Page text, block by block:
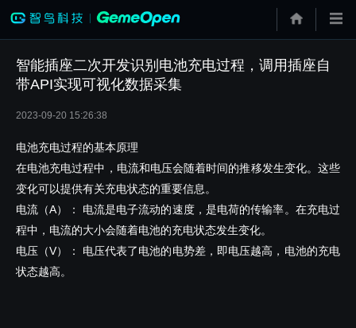
智能插座二次开发识别电池充电过程，调用插座自
带API实现可视化数据采集
2023-09-20 15:26:38
电池充电过程的基本原理
在电池充电过程中，电流和电压会随着时间的推移发生变化。这些
变化可以提供有关充电状态的重要信息。
电流（A）： 电流是电子流动的速度，是电荷的传输率。在充电过
程中，电流的大小会随着电池的充电状态发生变化。
电压（V）： 电压代表了电池的电势差，即电压越高，电池的充电
状态越高。